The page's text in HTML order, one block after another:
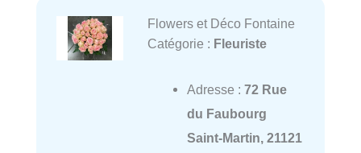
Flowers et Déco Fontaine
Catégorie : Fleuriste
Adresse : 72 Rue
du Faubourg
Saint-Martin, 21121